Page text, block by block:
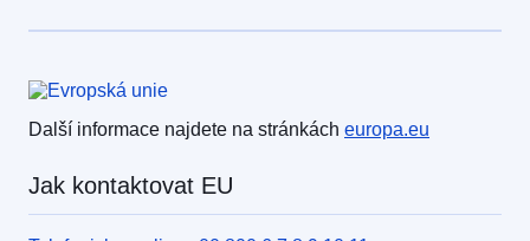
Další informace najdete na stránkách europa.eu
Jak kontaktovat EU